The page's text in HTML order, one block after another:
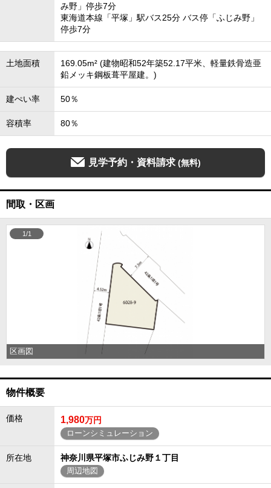
み野」停歩7分
東海道本線「平塚」駅バス25分 バス停「ふじみ野」
停歩7分
土地面積
169.05m² (建物昭和52年築52.17平米、軽量鉄骨造亜
鉛メッキ鋼板葺平屋建。)
建ぺい率 50％
容積率 80％
見学予約・資料請求 (無料)
間取・区画
区画図
1/1
物件概要
価格 1,980万円
ローンシミュレーション
所在地 神奈川県平塚市ふじみ野１丁目
周辺地図